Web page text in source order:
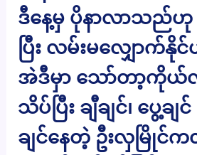
ဒီနေ့မှ ပိုနာလာသည်ဟု
ပြီး လမ်းမလျှောက်
အဲဒီမှာ သော်တာ့ကိုယ်
သိပ်ပြီး ချီချင်၊ ပွေ့ခ
ချင်နေတဲ့ ဦးလှမြိုင်